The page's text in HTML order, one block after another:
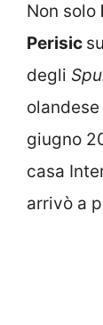
Non solo
Perisic
degli
giugno
casa
arrivò a